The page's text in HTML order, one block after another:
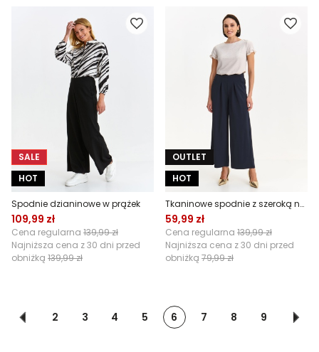
SALE
HOT
Spodnie dzianinowe w prążek
109,99 zł
Cena regularna 139,99 zł
Najniższa cena z 30 dni przed
obniżką 139,99 zł
OUTLET
HOT
Tkaninowe spodnie z szeroką nogawką
59,99 zł
Cena regularna 139,99 zł
Najniższa cena z 30 dni przed
obniżką 79,99 zł
2 3 4 5 6 7 8 9